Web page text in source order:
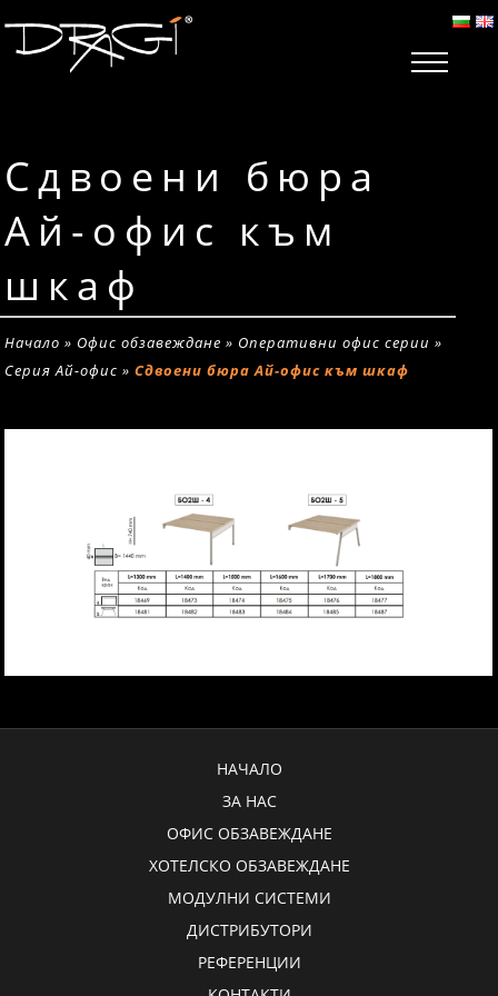
Сдвоени бюра
Ай-офис към
шкаф
Начало » Офис обзавеждане » Оперативни офис серии »
Серия Ай-офис »Сдвоени бюра Ай-офис към шкаф
НАЧАЛО
ЗА НАС
ОФИС ОБЗАВЕЖДАНЕ
ХОТЕЛСКО ОБЗАВЕЖДАНЕ
МОДУЛНИ СИСТЕМИ
ДИСТРИБУТОРИ
РЕФЕРЕНЦИИ